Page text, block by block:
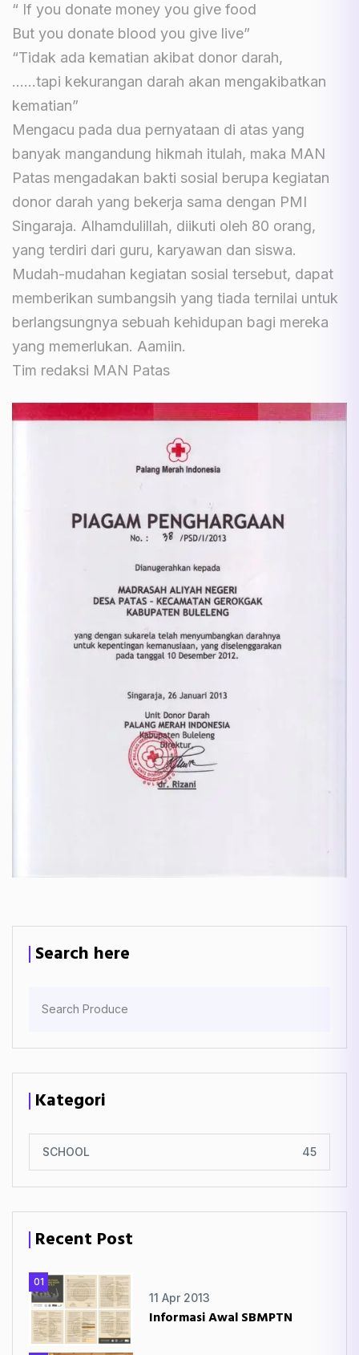
“ If you donate money you give food
But you donate blood you give live”
“Tidak ada kematian akibat donor darah,
……tapi kekurangan darah akan mengakibatkan
kematian”
Mengacu pada dua pernyataan di atas yang
banyak mangandung hikmah itulah, maka MAN
Patas mengadakan bakti sosial berupa kegiatan
donor darah yang bekerja sama dengan PMI
Singaraja. Alhamdulillah, diikuti oleh 80 orang,
yang terdiri dari guru, karyawan dan siswa.
Mudah-mudahan kegiatan sosial tersebut, dapat
memberikan sumbangsih yang tiada ternilai untuk
berlangsungnya sebuah kehidupan bagi mereka
yang memerlukan. Aamiin.
Tim redaksi MAN Patas
Search here
Kategori
SCHOOL 45
Recent Post
01
11 Apr 2013
Informasi Awal SBMPTN